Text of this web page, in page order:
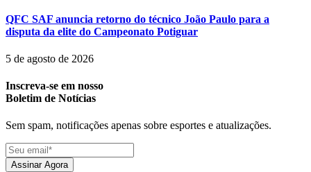
QFC SAF anuncia retorno do técnico João Paulo para a
disputa da elite do Campeonato Potiguar
5 de agosto de 2026
Inscreva-se em nosso
Boletim de Notícias
Sem spam, notificações apenas sobre esportes e atualizações.
Assinar Agora